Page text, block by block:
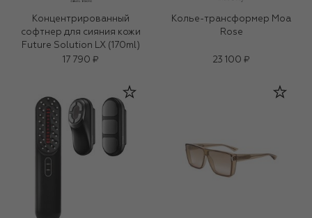
Концентрированный
софтнер для сияния кожи
Future Solution LX (170ml)
17 790 ₽
Колье-трансформер Moa
Rose
23 100 ₽